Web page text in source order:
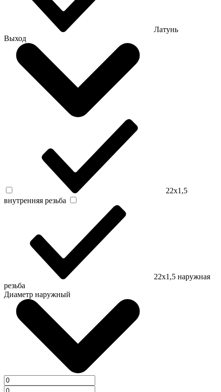
Латунь
Выход
22х1,5
внутренняя резьба
22х1,5 наружная
резьба
Диаметр наружный